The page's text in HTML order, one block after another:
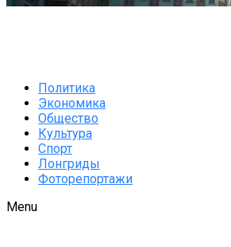
Политика
Экономика
Общество
Культура
Спорт
Лонгриды
Фоторепортажи
Menu